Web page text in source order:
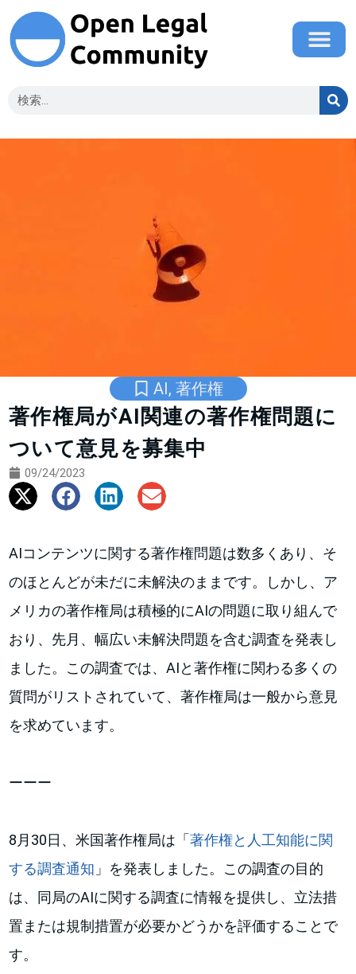
AI, 著作権
著作権局がAI関連の著作権問題に
ついて意見を募集中
09/24/2023
AIコンテンツに関する著作権問題は数多くあり、そ
のほとんどが未だに未解決のままです。しかし、ア
メリカの著作権局は積極的にAIの問題に取り組んで
おり、先月、幅広い未解決問題を含む調査を発表し
ました。この調査では、AIと著作権に関わる多くの
質問がリストされていて、著作権局は一般から意見
を求めています。
ーーー
8月30日、米国著作権局は「著作権と人工知能に関
する調査通知 」を発表しました。この調査の目的
は、同局のAIに関する調査に情報を提供し、立法措
置または規制措置が必要かどうかを評価することで
す。